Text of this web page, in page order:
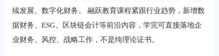
续发展、数字化财务。 融跃教育课程紧跟行业趋势，新增数
据财务、ESG、区块链会计等前沿内容，学完可直接落地企
业财务、风控、战略工作，不是纯理论证书。